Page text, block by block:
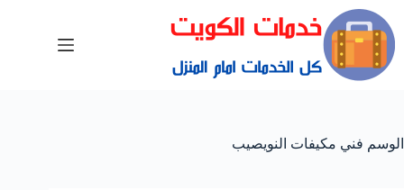
الوسم فني مكيفات النويصيب